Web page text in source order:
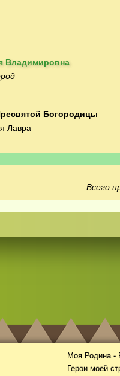
Владимировна
Богородицы
Лавра
Всего
Моя Родина -
Герои моей